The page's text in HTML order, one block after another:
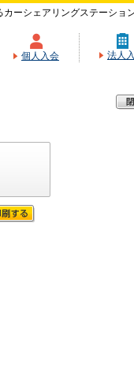
ーシェアリングステーション
個人入会 法人